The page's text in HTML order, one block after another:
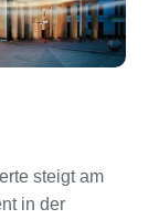
steigt am
in der